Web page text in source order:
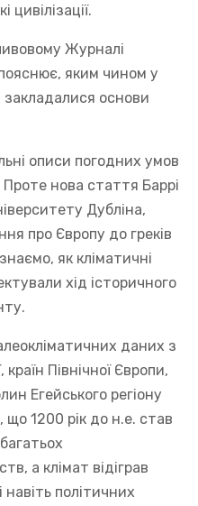
цивілізації.
Журналі
яким чином у
закладалися основи
описи погодних умов
нова стаття Баррі
Дубліна,
про Європу до греків
як кліматичні
хід історичного
даних з
країн Північної Європи,
Егейського регіону
1200 рік до н.е. став
а клімат відіграв
політичних